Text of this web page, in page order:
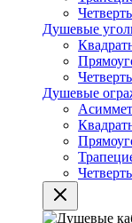
Душевые
Душевые